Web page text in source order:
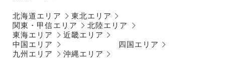
北海道エリア
東北エリア
関東・甲信エリア
北陸エリア
東海エリア
近畿エリア
中国エリア
四国エリア
九州エリア
沖縄エリア